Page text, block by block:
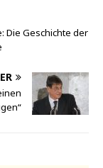
Die Geschichte der